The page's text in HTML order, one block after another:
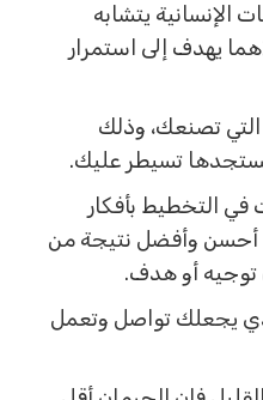
الإنسانية يتشابه
يهدف إلى استمرار
تصنعك، وذلك
تسيطر عليك.
التخطيط بأفكار
أحسن وأفضل نتيجة من
توجيه أو هدف.
يجعلك تواصل وتعمل